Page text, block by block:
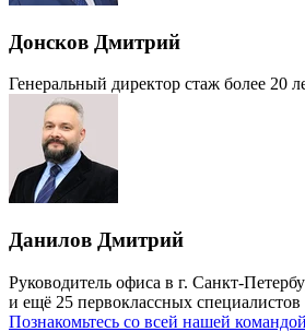
Донсков Дмитрий
Генеральный директор стаж более 20
Данилов Дмитрий
Руководитель офиса в г. Санкт-
и ещё 25 первоклассных специалистов
Познакомьтесь со всей нашей командой